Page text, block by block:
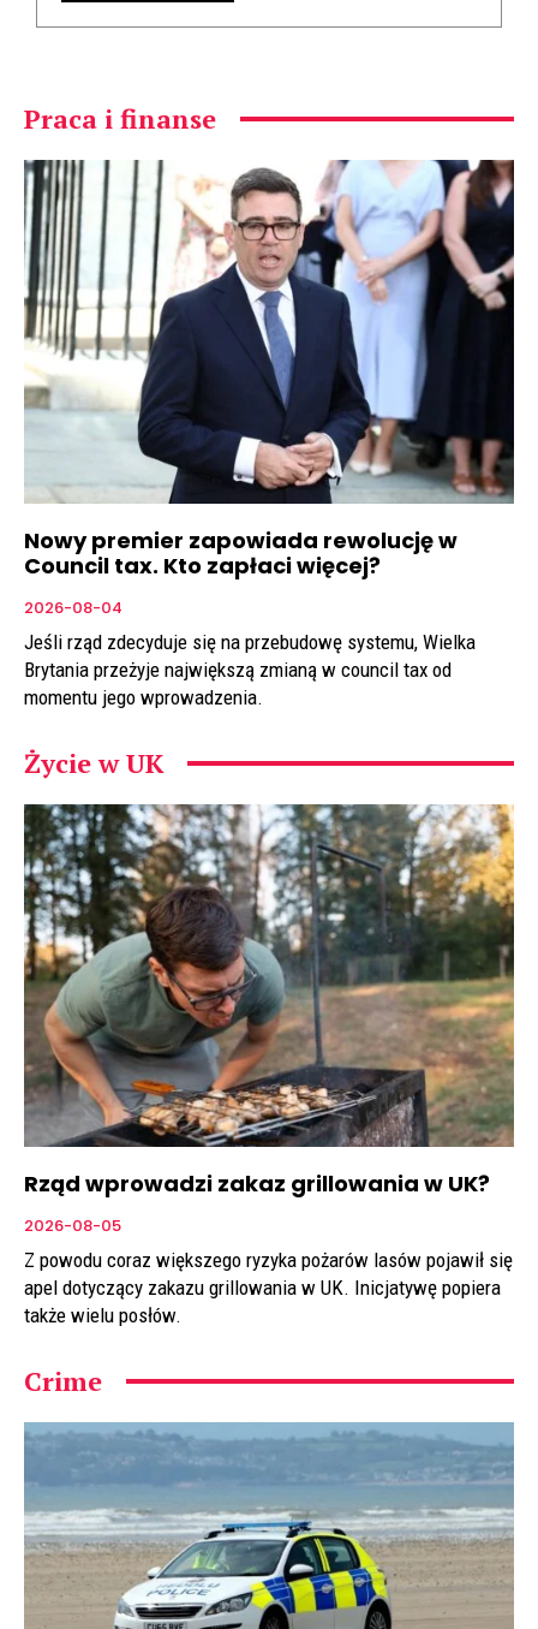
Praca i finanse
Nowy premier zapowiada rewolucję w
Council tax. Kto zapłaci więcej?
2026-08-04
Jeśli rząd zdecyduje się na przebudowę systemu, Wielka
Brytania przeżyje największą zmianą w council tax od
momentu jego wprowadzenia.
Życie w UK
Rząd wprowadzi zakaz grillowania w UK?
2026-08-05
Z powodu coraz większego ryzyka pożarów lasów pojawił się
apel dotyczący zakazu grillowania w UK. Inicjatywę popiera
także wielu posłów.
Crime